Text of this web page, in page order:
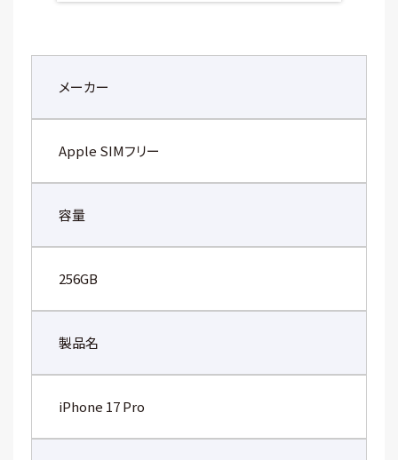
メーカー
Apple SIMフリー
容量
256GB
製品名
iPhone 17 Pro